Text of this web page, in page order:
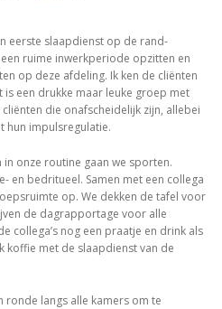
eerste slaapdienst op de rand-
ruime inwerkperiode opzitten en
op deze afdeling. Ik ken de cliënten
een drukke maar leuke groep met
cliënten die onafscheidelijk zijn, allebei
hun impulsregulatie.
onze routine gaan we sporten.
en bedritueel. Samen met een collega
op. We dekken de tafel voor
de dagrapportage voor alle
collega’s nog een praatje en drink als
koffie met de slaapdienst van de
ronde langs alle kamers om te